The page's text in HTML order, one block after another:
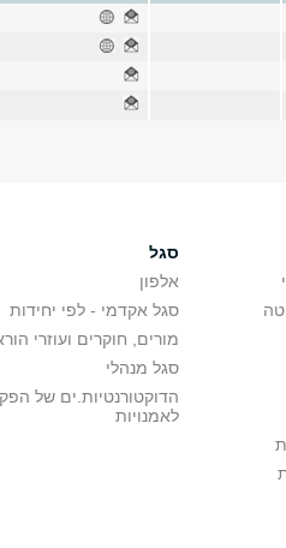
סגל
אלפון
סגל אקדמי - לפי יחידות
מורים, חוקרים ועוזרי
סגל מנהלי
הדוקטורנטיות.ים של
לאמנויות